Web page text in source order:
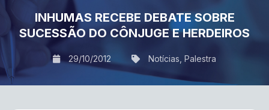
INHUMAS RECEBE DEBATE SOBRE
SUCESSÃO DO CÔNJUGE E HERDEIROS
29/10/2012 Notícias Palestra